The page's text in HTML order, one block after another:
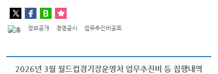
정보공개 경영공시 업무추진비공표
2026년 3월 월드컵경기장운영처 업무추진비 등 집행내역